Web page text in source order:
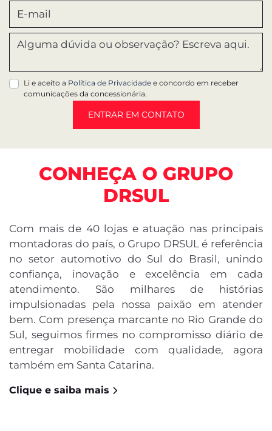
Li e aceito a Política de Privacidade e concordo em receber
comunicações da concessionária.
ENTRAR EM CONTATO
CONHEÇA O GRUPO
DRSUL
Com mais de 40 lojas e atuação nas principais
montadoras do país, o Grupo DRSUL é referência
no setor automotivo do Sul do Brasil, unindo
confiança, inovação e excelência em cada
atendimento. São milhares de histórias
impulsionadas pela nossa paixão em atender
bem. Com presença marcante no Rio Grande do
Sul, seguimos firmes no compromisso diário de
entregar mobilidade com qualidade, agora
também em Santa Catarina.
Clique e saiba mais